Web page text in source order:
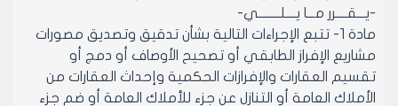
-يـــقــــرر مـــا يــــلــــــــي-
مادة 1- تتبع الإجراءات التالية بشأن تدقيق وتصديق مصورات
مشاريع الإفراز الطابقي أو تصحيح الأوصاف أو دمج أو
تقسيم العقارات والإفرازات الحكمية وإحداث العقارات من
الأملاك العامة أو التنازل عن جزء للأملاك العامة أو ضم جزء